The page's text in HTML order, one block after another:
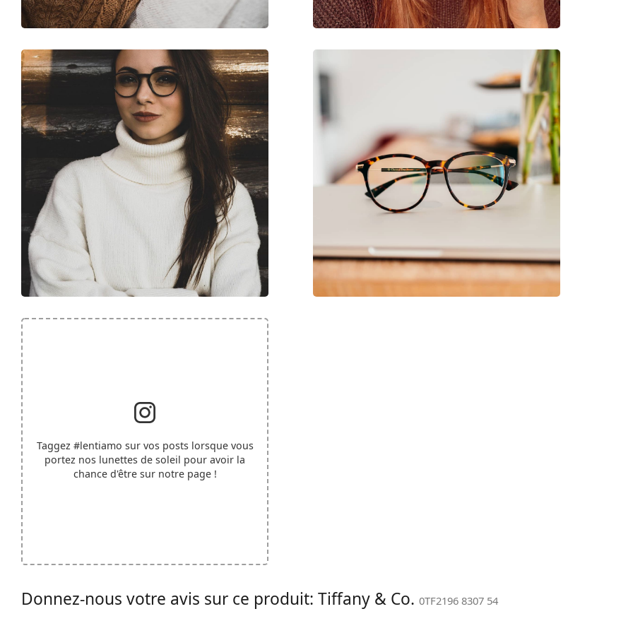
Code:
0TF2196 8307 54
Taggez #lentiamo sur vos posts lorsque vous
portez nos lunettes de soleil pour avoir la
chance d'être sur notre page !
Donnez-nous votre avis sur ce produit: Tiffany & Co. 0TF2196 8307 54